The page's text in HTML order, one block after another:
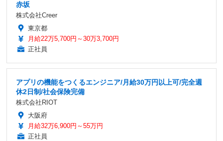
赤坂
株式会社Creer
東京都
月給22万5,700円～30万3,700円
正社員
アプリの機能をつくるエンジニア/月給30万円以上可/完全週
休2日制/社会保険完備
株式会社RIOT
大阪府
月給32万6,900円～55万円
正社員